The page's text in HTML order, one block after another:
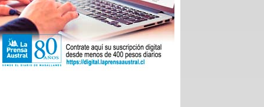
Durante el año pasado, este indicador se mantuvo
en alrededor del 90%, pero cayó de 92,7% en
noviembre a 74% en diciembre, para desplomarse
a 34,3% en enero.
En aquella ocasión, las autoridades locales
atribuyeron el deterioro a problemas